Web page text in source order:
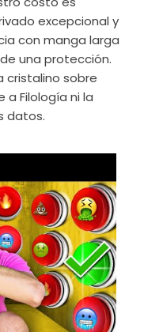
excepcional y
con manga larga
una protección.
cristalino sobre
a Filología ni la
datos.